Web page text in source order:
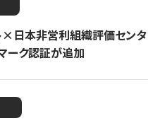
×日本非営利組織評価センタ
ーク認証が追加